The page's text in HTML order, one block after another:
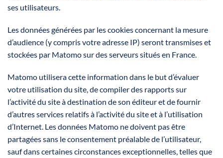
ses utilisateurs.
Les données générées par les cookies concernant la mesure
d’audience (y compris votre adresse IP) seront transmises et
stockées par Matomo sur des serveurs situés en France.
Matomo utilisera cette information dans le but d’évaluer
votre utilisation du site, de compiler des rapports sur
l’activité du site à destination de son éditeur et de fournir
d’autres services relatifs à l’activité du site et à l’utilisation
d’Internet. Les données Matomo ne doivent pas être
partagées sans le consentement préalable de l’utilisateur,
sauf dans certaines circonstances exceptionnelles, telles que